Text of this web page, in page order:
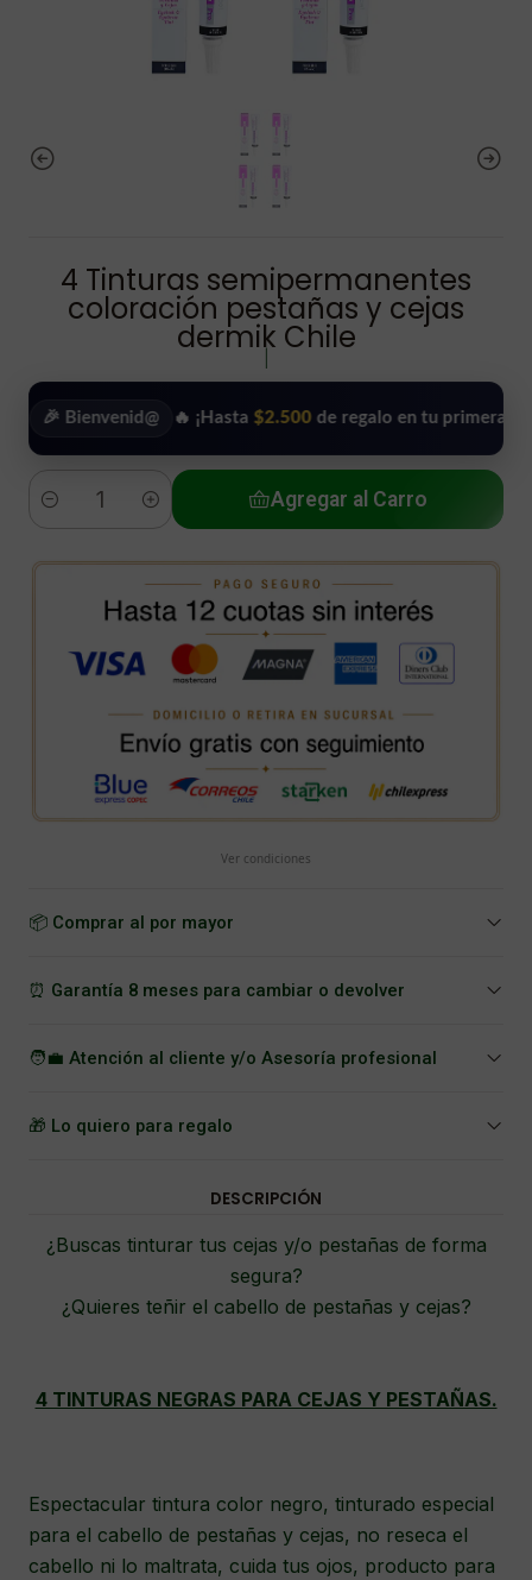
4 Tinturas semipermanentes
coloración pestañas y cejas
dermik Chile
🔥 ¡Hasta$2.500de regalo en tu primera compra!
Cantidad
Agregar al Carro
Ver condiciones
📦 Comprar al por mayor
⏰ Garantía 8 meses para cambiar o devolver
🧑‍💼 Atención al cliente y/o Asesoría profesional
🎁 Lo quiero para regalo
DESCRIPCIÓN
¿Buscas tinturar tus cejas y/o pestañas de forma
segura?
¿Quieres teñir el cabello de pestañas y cejas?
4 TINTURAS NEGRAS PARA CEJAS Y PESTAÑAS.
Espectacular tintura color negro, tinturado especial
para el cabello de pestañas y cejas, no reseca el
cabello ni lo maltrata, cuida tus ojos, producto para